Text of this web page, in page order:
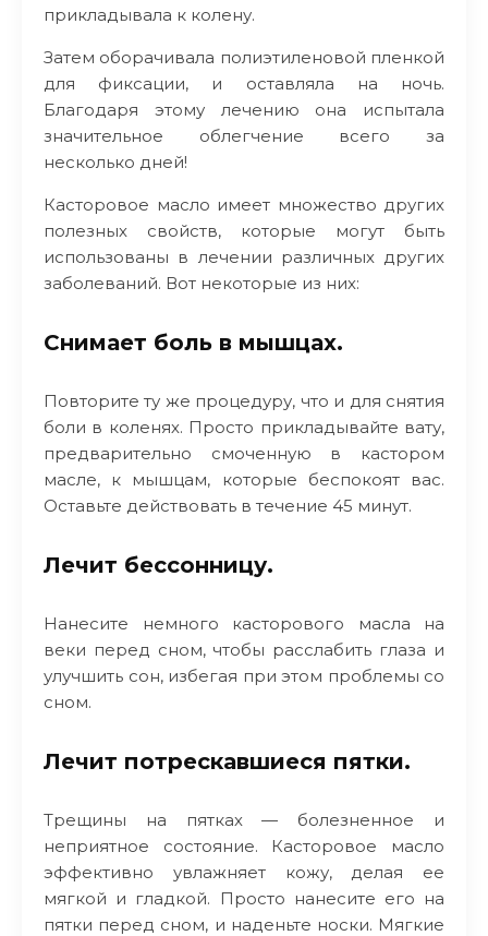
прикладывала к колену.
Затем оборачивала полиэтиленовой пленкой
для фиксации, и оставляла на ночь.
Благодаря этому лечению она испытала
значительное облегчение всего за
несколько дней!
Касторовое масло имеет множество других
полезных свойств, которые могут быть
использованы в лечении различных других
заболеваний. Вот некоторые из них:
Снимает боль в мышцах.
Повторите ту же процедуру, что и для снятия
боли в коленях. Просто прикладывайте вату,
предварительно смоченную в кастором
масле, к мышцам, которые беспокоят вас.
Оставьте действовать в течение 45 минут.
Лечит бессонницу.
Нанесите немного касторового масла на
веки перед сном, чтобы расслабить глаза и
улучшить сон, избегая при этом проблемы со
сном.
Лечит потрескавшиеся пятки.
Трещины на пятках — болезненное и
неприятное состояние. Касторовое масло
эффективно увлажняет кожу, делая ее
мягкой и гладкой. Просто нанесите его на
пятки перед сном, и наденьте носки. Мягкие